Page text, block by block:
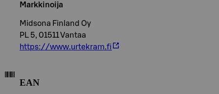
Markkinoija
Midsona Finland Oy
PL 5, 01511 Vantaa
https://www.urtekram.fi
EAN